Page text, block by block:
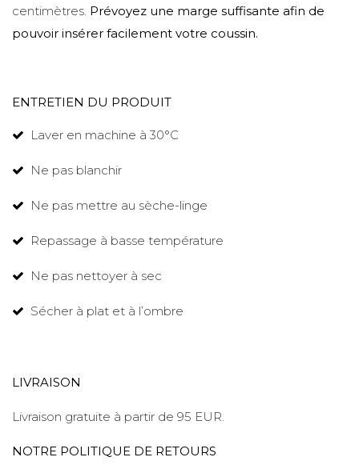
centimètres. Prévoyez une marge suffisante afin de
pouvoir insérer facilement votre coussin.
ENTRETIEN DU PRODUIT
Laver en machine à 30°C
Ne pas blanchir
Ne pas mettre au sèche-linge
Repassage à basse température
Ne pas nettoyer à sec
Sécher à plat et à l’ombre
LIVRAISON
Livraison gratuite à partir de 95 EUR.
NOTRE POLITIQUE DE RETOURS